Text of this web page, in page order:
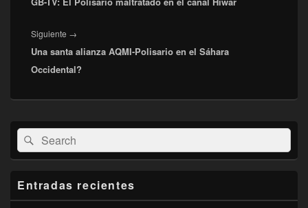
Siguiente →
siguiente:
Una santa alianza AQMI-Polisario en el Sáhara
Occidental?
El
área
de
widget
lateral
primaria
Buscar
por:
Buscar
Entradas recientes